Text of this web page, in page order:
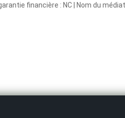
financière : NC | Nom du